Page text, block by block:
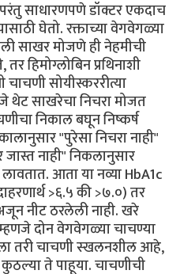
साधारणपणे डॉक्टर एकदाच
घेतो. रक्ताच्या वेगवेगळ्या
साखर मोजणे ही नेहमीची
हिमोग्लोबिन प्रथिनाशी
सोयीस्कररीत्या
थेट साखरेचा निचरा मोजत
निकाल बघून निष्कर्ष
"पुरेसा निचरा नाही"
नाही" निकलानुसार
आता या नव्या HbA1c
>६.५ की >७.०) तर
नीट ठरलेली नाही. खरे
दोन वेगवेगळ्या चाचण्या
तरी चाचणी स्खलनशील आहे,
ते पाहूया. चाचणीची